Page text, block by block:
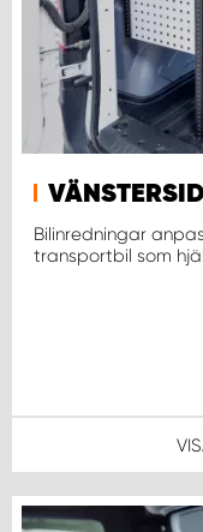
Bilinredningar
transportbil som
WORK SYSTEM TRESTAD
WORK SYSTEM UMEÅ
WORK SYSTEM UPPSALA
WORK SYSTEM VÄXJÖ